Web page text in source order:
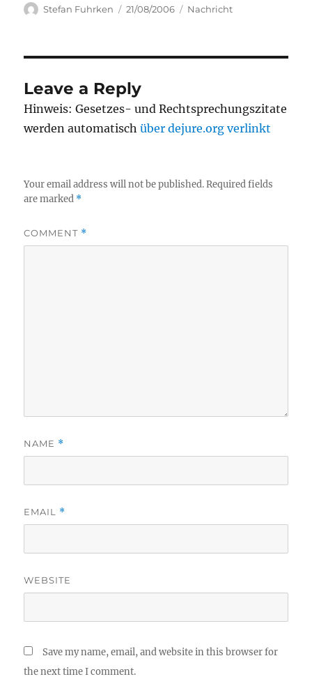
Author
Stefan Fuhrken
Posted
21/08/2006 Categories
Nachricht
Leave a Reply
Hinweis: Gesetzes- und Rechtsprechungszitate
werden automatischüber dejure.org verlinkt
Your email address will not be published. Required fields
are marked *
COMMENT *
NAME *
EMAIL *
WEBSITE
Save my name, email, and website in this browser for
the next time I comment.